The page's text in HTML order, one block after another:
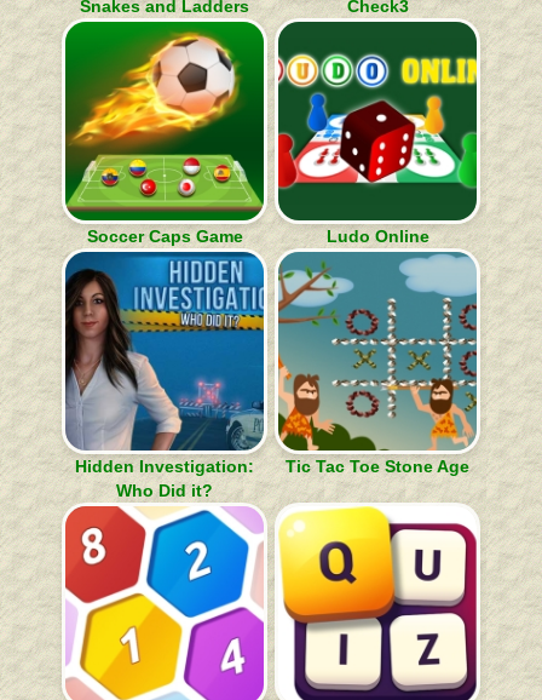
Snakes and Ladders Check3
Soccer Caps Game Ludo Online
Hidden Investigation:
Who Did it?
Tic Tac Toe Stone Age